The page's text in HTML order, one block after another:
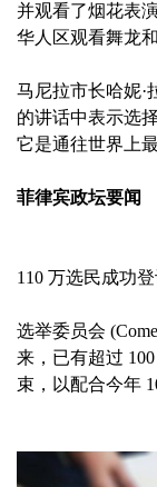
并观看了烟花表
华人区观看舞龙
马尼拉市长哈妮·
的讲话中表示选
它是通往世界上
菲律宾政坛要闻
110 万选民成功
选举委员会
来，已有超过
束，以配合今年